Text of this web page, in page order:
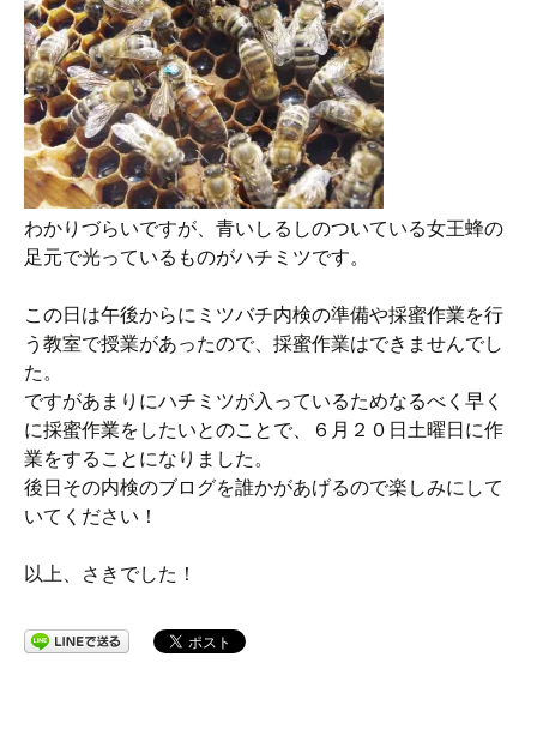
わかりづらいですが、青いしるしのついている女王蜂の
足元で光っているものがハチミツです。
この日は午後からにミツバチ内検の準備や採蜜作業を行
う教室で授業があったので、採蜜作業はできませんでし
た。
ですがあまりにハチミツが入っているためなるべく早く
に採蜜作業をしたいとのことで、６月２０日土曜日に作
業をすることになりました。
後日その内検のブログを誰かがあげるので楽しみにして
いてください！
以上、さきでした！